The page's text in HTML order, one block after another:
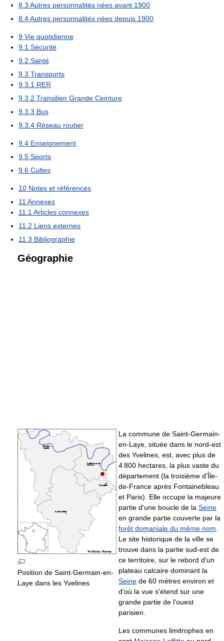
8.3 Autres personnalités nées avant 1900
8.4Autres personnalités nées depuis 1900
9 Vie quotidienne
9.1 Sécurité
9.2 Santé
9.3 Transports
9.3.1 RER
9.3.2 Transilien Grande Ceinture
9.3.3 Bus
9.3.4 Réseau routier
9.4 Enseignement
9.5 Sports
9.6 Cultes
10 Notes et références
11 Annexes
11.1 Articles connexes
11.2 Liens externes
11.3 Bibliographie
Géographie
Position de Saint-Germain-en-
Laye dans les Yvelines
La commune de Saint-Germain-
en-Laye, située dans le nord-est
des Yvelines, est, avec plus de
4 800 hectares, la plus vaste du
département (la troisième d'Île-
de-France après Fontainebleau
et Paris). Elle occupe la majeure
partie d'une boucle de la Seine
en grande partie couverte par la
forêt domaniale du même nom.
Le site historique de la ville se
trouve dans la partie sud-est de
ce territoire, sur le rebord d'un
plateau calcaire dominant la
Seine de 60 mètres environ et
d'où la vue s'étend sur une
grande partie de l'ouest
parisien.
Les communes limitrophes en